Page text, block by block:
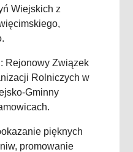
Wiejskich z
Rejonowy Związek
Rolniczych w
Gminny
pięknych
promowanie